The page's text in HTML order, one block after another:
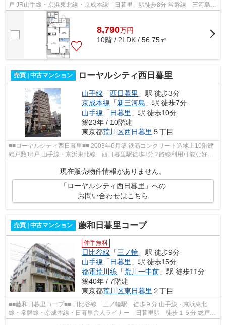
戸 JR山手線・京浜東北線・京成本線「日暮里」駅徒歩8分 常磐線「三河島」
駅徒歩8分 オートロック 宅配ボッ...
8,790万円
10階 / 2LDK / 56.75㎡
売買 | 中古マンション ローヤルシティ西日暮里
山手線 「西日暮里 」駅 徒歩3分
京成本線 「新三河島 」駅 徒歩7分
山手線 「 日暮里 」駅 徒歩10分
築23年 / 10階建
東京都荒川区西日暮里 ５丁目
■■ローヤルシティ西日暮里■■ 2003年6月築 鉄筋コンクリート造地上10階建
総戸数18戸 山手線・京浜東北線 西日暮里駅徒歩3分 2路線利用可能な好立
地に建つマンションです。 【周辺...
現在販売物件情報がありません。
「ローヤルシティ西日暮里」への
お問い合わせはこちら
売買 | 中古マンション 藤和日暮里コープ
仲手無料
日比谷線 「三ノ輪 」駅 徒歩9分
山手線 「 日暮里 」駅 徒歩15分
都電荒川線 「荒川一中前 」駅 徒歩11分
築40年 / 7階建
東京都荒川区東日暮里 ２丁目
■■藤和日暮里コープ■■ 日比谷線 三ノ輪駅 徒歩９分 山手線・京浜東北
線・常磐線・京成本線・日暮里舎人ライナー 日暮里駅 徒歩１５分 総戸数